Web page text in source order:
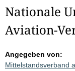
Nationale
Aviation-
Angegeben von:
Mittelstandsverband